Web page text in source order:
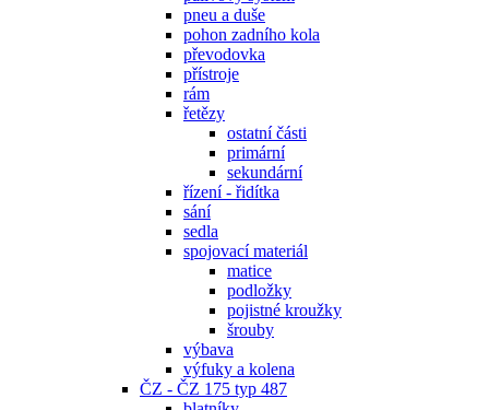
pneu a duše
pohon zadního kola
převodovka
přístroje
rám
řetězy
ostatní části
primární
sekundární
řízení - řidítka
sání
sedla
spojovací materiál
matice
podložky
pojistné kroužky
šrouby
výbava
výfuky a kolena
ČZ - ČZ 175 typ 487